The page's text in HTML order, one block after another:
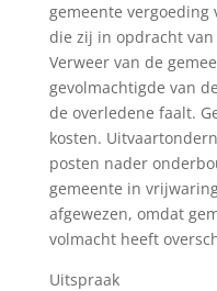
gemeente vergoeding
die zij in opdracht
Verweer van de
gevolmachtigde van
de overledene faalt.
kosten.
posten nader
gemeente in
afgewezen, omdat
volmacht heeft
Uitspraak